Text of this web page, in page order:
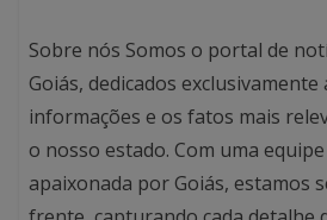
Sobre nós Somos o portal de
Goiás, dedicados
informações e os fatos mais
o nosso estado. Com uma
apaixonada por Goiás, estamos